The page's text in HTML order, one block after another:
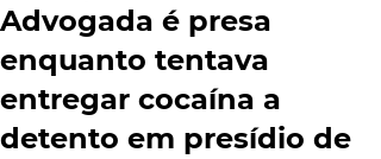
Advogada é presa
enquanto tentava
entregar cocaína a
detento em presídio de